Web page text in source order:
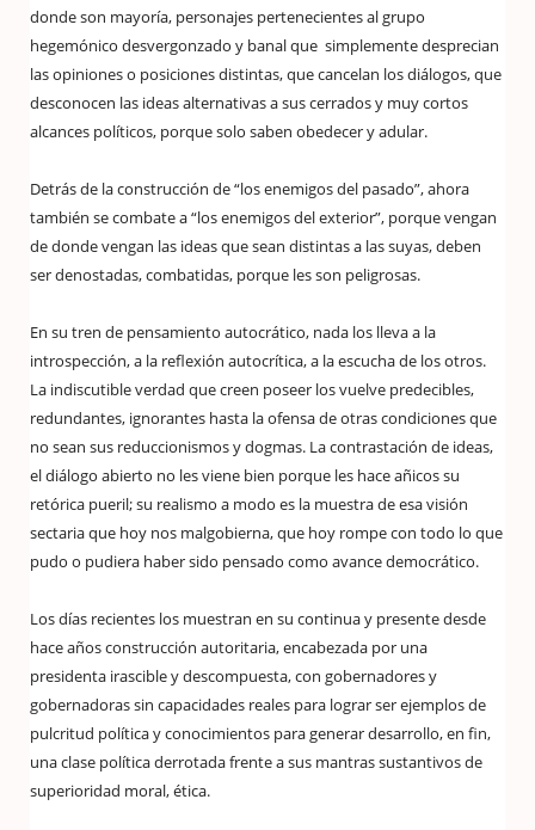
donde son mayoría, personajes pertenecientes al grupo
hegemónico desvergonzado y banal que simplemente desprecian
las opiniones o posiciones distintas, que cancelan los diálogos, que
desconocen las ideas alternativas a sus cerrados y muy cortos
alcances políticos, porque solo saben obedecer y adular.
Detrás de la construcción de “los enemigos del pasado”, ahora
también se combate a “los enemigos del exterior”, porque vengan
de donde vengan las ideas que sean distintas a las suyas, deben
ser denostadas, combatidas, porque les son peligrosas.
En su tren de pensamiento autocrático, nada los lleva a la
introspección, a la reflexión autocrítica, a la escucha de los otros.
La indiscutible verdad que creen poseer los vuelve predecibles,
redundantes, ignorantes hasta la ofensa de otras condiciones que
no sean sus reduccionismos y dogmas. La contrastación de ideas,
el diálogo abierto no les viene bien porque les hace añicos su
retórica pueril; su realismo a modo es la muestra de esa visión
sectaria que hoy nos malgobierna, que hoy rompe con todo lo que
pudo o pudiera haber sido pensado como avance democrático.
Los días recientes los muestran en su continua y presente desde
hace años construcción autoritaria, encabezada por una
presidenta irascible y descompuesta, con gobernadores y
gobernadoras sin capacidades reales para lograr ser ejemplos de
pulcritud política y conocimientos para generar desarrollo, en fin,
una clase política derrotada frente a sus mantras sustantivos de
superioridad moral, ética.